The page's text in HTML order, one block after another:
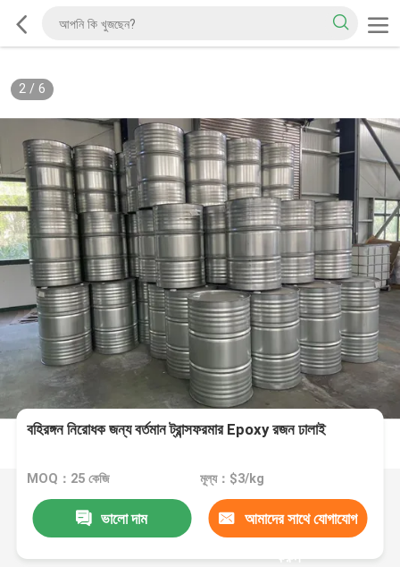
2/ 6
বহিরঙ্গন নিরোধক জন্য বর্তমান ট্রান্সফরমার Epoxy রজন ঢালাই
MOQ：25 কেজি মূল্য：$3/kg
ভালো দাম আমাদের সাথে যোগাযোগ
করুন